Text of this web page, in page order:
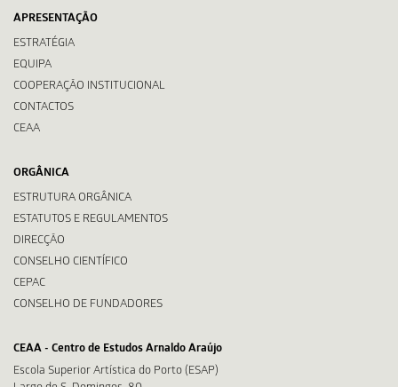
APRESENTAÇÃO
ESTRATÉGIA
EQUIPA
COOPERAÇÃO INSTITUCIONAL
CONTACTOS
CEAA
ORGÂNICA
ESTRUTURA ORGÂNICA
ESTATUTOS E REGULAMENTOS
DIRECÇÃO
CONSELHO CIENTÍFICO
CEPAC
CONSELHO DE FUNDADORES
CEAA - Centro de Estudos Arnaldo Araújo
Escola Superior Artística do Porto (ESAP)